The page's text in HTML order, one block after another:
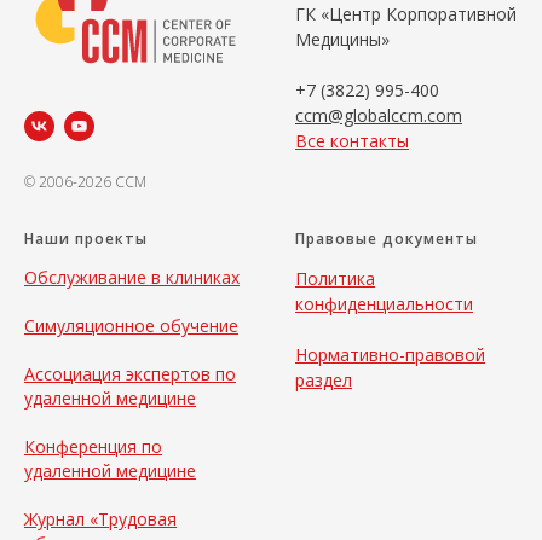
© 2006-2026 CCM
ГК «Центр Корпоративной
Медицины»
+7 (3822) 995-400
ccm@globalccm.com
Все контакты
Наши проекты
Обслуживание в клиниках
Симуляционное обучение
Ассоциация экспертов по
удаленной медицине
Конференция по
удаленной медицине
Журнал «Трудовая
Правовые документы
Политика
конфиденциальности
Нормативно-правовой
раздел